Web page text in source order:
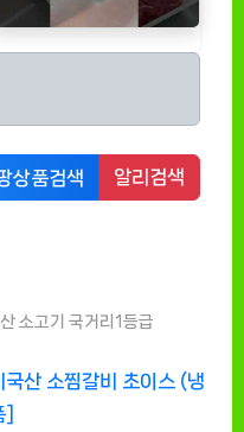
상품검색 알리검색
소고기 국거리1등급
산 소찜갈비 초이스 (냉
]